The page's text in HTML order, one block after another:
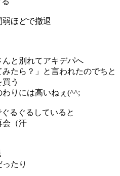
ほどで撤退
と別れてアキデパへ
たら？」と言われたのでちと
う
りには高いねぇ(^^;
るぐるしていると
会（汗
たり